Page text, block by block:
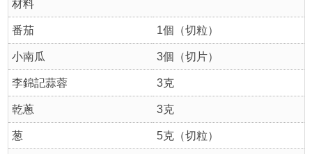
材料
番茄 1個（切粒）
小南瓜 3個（切片）
李錦記蒜蓉 3克
乾蔥 3克
葱 5克（切粒）